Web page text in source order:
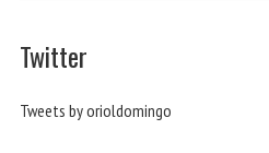
Twitter
Tweets by orioldomingo